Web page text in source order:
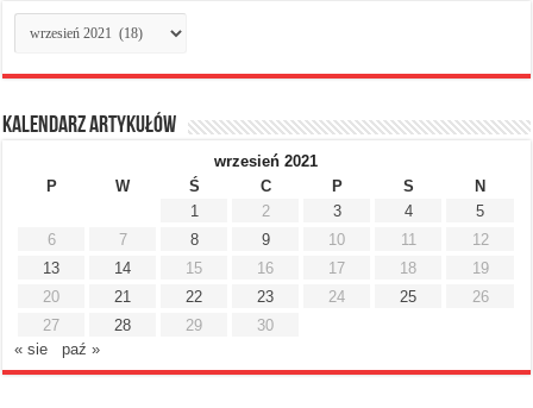
Archiwum
miesięczne
Kalendarz artykułów
wrzesień 2021
P
W Ś C P S
N
1
2 3 4
5
6
7 8 9 10 11
12
13
14 15 16 17 18
19
20
21 22 23 24 25
26
27
28 29
30
« sie
paź »